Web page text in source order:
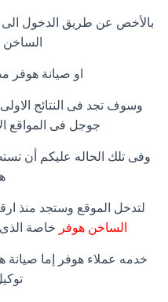
بالأخص عن طريق الدخول الى
الساخن
او صيانة هوفر
وسوف تجد فى النتائج
جوجل فى المواقع
وفى تلك الحاله عليكم أن
لتدخل الموقع وستجد منذ
الساخن هوفر خاصة
خدمه عملاء هوفر إما صيانة